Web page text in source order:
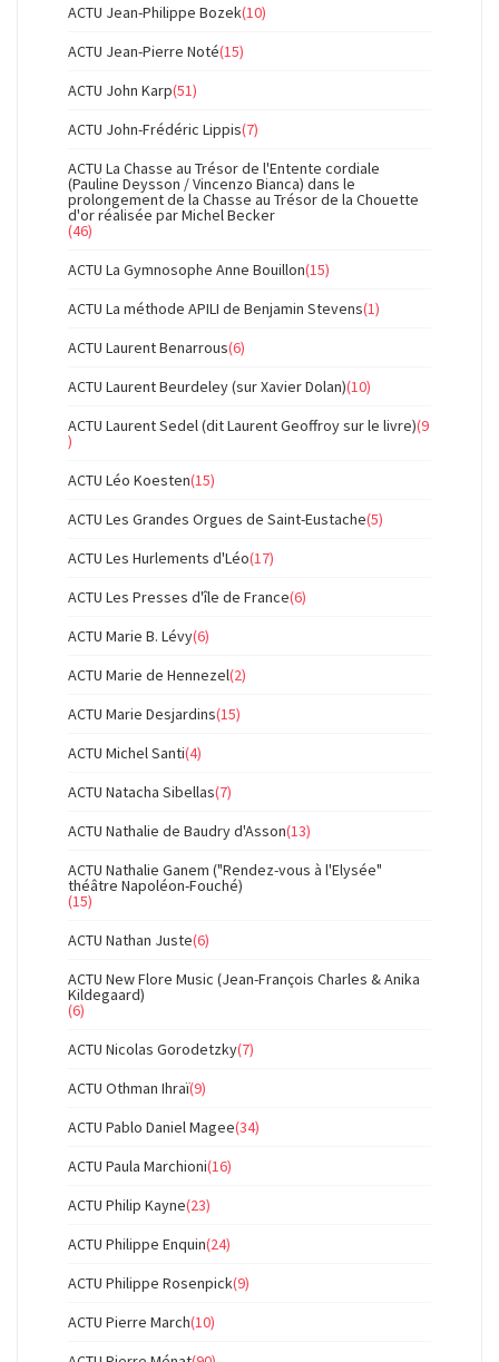
ACTU Jean-Philippe Bozek(10)
ACTU Jean-Pierre Noté(15)
ACTU John Karp(51)
ACTU John-Frédéric Lippis(7)
ACTU La Chasse au Trésor de l'Entente cordiale
(Pauline Deysson / Vincenzo Bianca) dans le
prolongement de la Chasse au Trésor de la Chouette
d'or réalisée par Michel Becker
(46)
ACTU La Gymnosophe Anne Bouillon(15)
ACTU La méthode APILI de Benjamin Stevens(1)
ACTU Laurent Benarrous(6)
ACTU Laurent Beurdeley (sur Xavier Dolan)(10)
ACTU Laurent Sedel (dit Laurent Geoffroy sur le livre)(9
)
ACTU Léo Koesten(15)
ACTU Les Grandes Orgues de Saint-Eustache(5)
ACTU Les Hurlements d'Léo(17)
ACTU Les Presses d'île de France(6)
ACTU Marie B. Lévy(6)
ACTU Marie de Hennezel(2)
ACTU Marie Desjardins(15)
ACTU Michel Santi(4)
ACTU Natacha Sibellas(7)
ACTU Nathalie de Baudry d'Asson(13)
ACTU Nathalie Ganem ("Rendez-vous à l'Elysée"
théâtre Napoléon-Fouché)
(15)
ACTU Nathan Juste(6)
ACTU New Flore Music (Jean-François Charles & Anika
Kildegaard)
(6)
ACTU Nicolas Gorodetzky(7)
ACTU Othman Ihraï(9)
ACTU Pablo Daniel Magee(34)
ACTU Paula Marchioni(16)
ACTU Philip Kayne(23)
ACTU Philippe Enquin(24)
ACTU Philippe Rosenpick(9)
ACTU Pierre March(10)